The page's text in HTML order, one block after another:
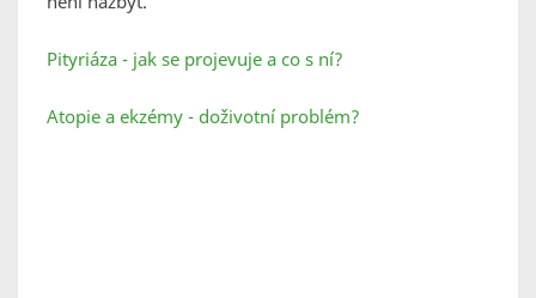
Pityriáza - jak se projevuje a co s ní?
Atopie a ekzémy - doživotní problém?